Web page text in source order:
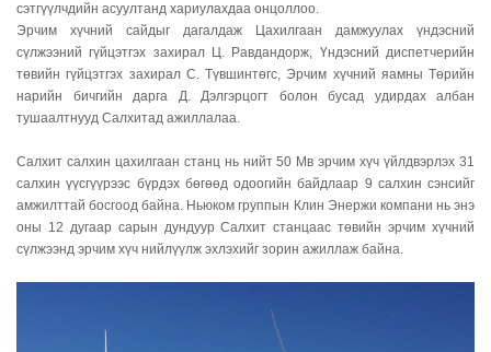
сэтгүүлчдийн асуултанд хариулахдаа онцоллоо.
Эрчим хүчний сайдыг дагалдаж Цахилгаан дамжуулах үндэсний
сүлжээний гүйцэтгэх захирал Ц. Равдандорж, Үндэсний диспетчерийн
төвийн гүйцэтгэх захирал С. Түвшинтөгс, Эрчим хүчний яамны Төрийн
нарийн бичгийн дарга Д. Дэлгэрцогт болон бусад удирдах албан
тушаалтнууд Салхитад ажиллалаа.
Салхит салхин цахилгаан станц нь нийт 50 Мв эрчим хүч үйлдвэрлэх 31
салхин үүсгүүрээс бүрдэх бөгөөд одоогийн байдлаар 9 салхин сэнсийг
амжилттай босгоод байна. Ньюком группын Клин Энержи компани нь энэ
оны 12 дугаар сарын дундуур Салхит станцаас төвийн эрчим хүчний
сүлжээнд эрчим хүч нийлүүлж эхлэхийг зорин ажиллаж байна.